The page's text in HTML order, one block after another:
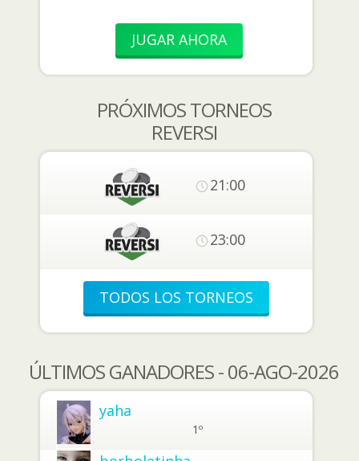
JUGAR AHORA
PRÓXIMOS TORNEOS
REVERSI
21:00
23:00
TODOS LOS TORNEOS
ÚLTIMOS GANADORES - 06-AGO-2026
yaha
1º